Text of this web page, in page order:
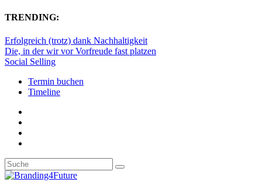
TRENDING:
Erfolgreich (trotz) dank Nachhaltigkeit
Die, in der wir vor Vorfreude fast platzen
Social Selling
Termin buchen
Timeline